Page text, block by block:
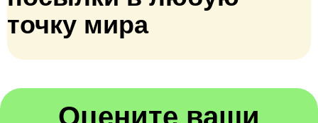
точку мира
Оцените ваши